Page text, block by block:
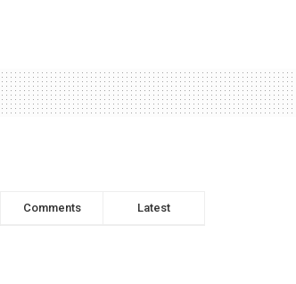
Comments Latest